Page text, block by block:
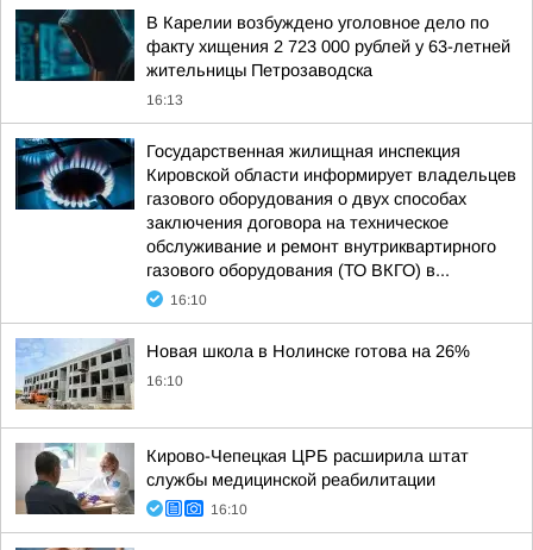
В Карелии возбуждено уголовное дело по
факту хищения 2 723 000 рублей у 63-летней
жительницы Петрозаводска
16:13
Государственная жилищная инспекция
Кировской области информирует владельцев
газового оборудования о двух способах
заключения договора на техническое
обслуживание и ремонт внутриквартирного
газового оборудования (ТО ВКГО) в...
16:10
Новая школа в Нолинске готова на 26%
16:10
Кирово-Чепецкая ЦРБ расширила штат
службы медицинской реабилитации
16:10